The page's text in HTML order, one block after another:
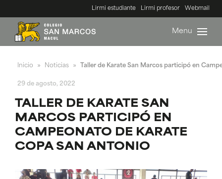
Lirmi estudiante Lirmi profesor Webmail
Menu
Inicio » Noticias » Taller de Karate San Marcos participó en
29 de agosto, 2022
TALLER DE KARATE SAN
MARCOS PARTICIPÓ EN
CAMPEONATO DE KARATE
COPA SAN ANTONIO